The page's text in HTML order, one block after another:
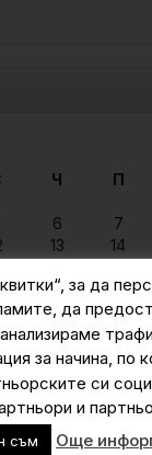
Ч П
6 7
13 14
27 28
© 2015 — 2026
за да
да
за начина, по
си
и
съм Още